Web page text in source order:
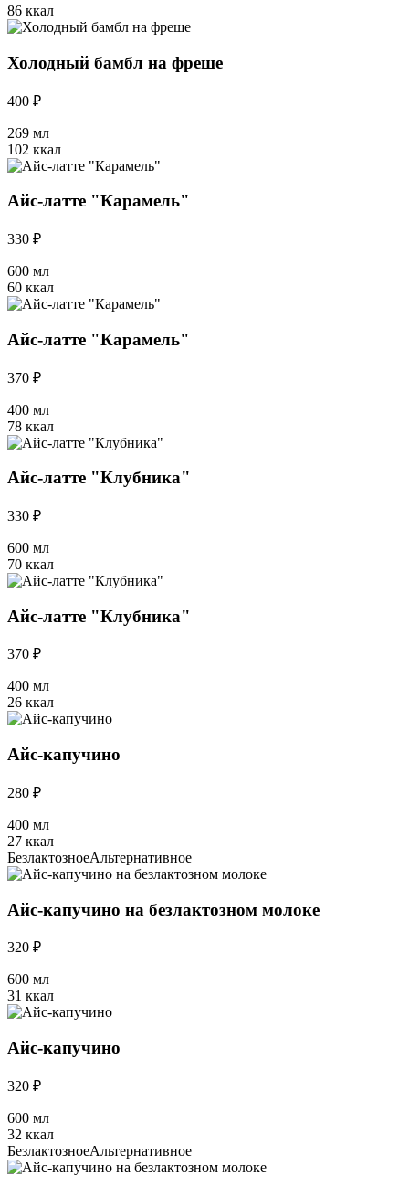
86 ккал
Холодный бамбл на фреше
400 ₽
269 мл
102 ккал
Айс-латте "Карамель"
330 ₽
600 мл
60 ккал
Айс-латте "Карамель"
370 ₽
400 мл
78 ккал
Айс-латте "Клубника"
330 ₽
600 мл
70 ккал
Айс-латте "Клубника"
370 ₽
400 мл
26 ккал
Айс-капучино
280 ₽
400 мл
27 ккал
БезлактозноеАльтернативное
Айс-капучино на безлактозном молоке
320 ₽
600 мл
31 ккал
Айс-капучино
320 ₽
600 мл
32 ккал
БезлактозноеАльтернативное